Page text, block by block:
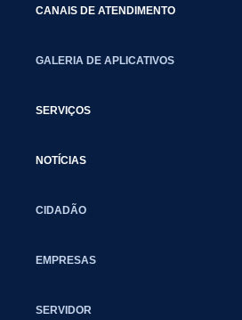
CANAIS DE ATENDIMENTO
GALERIA DE APLICATIVOS
SERVIÇOS
NOTÍCIAS
CIDADÃO
EMPRESAS
SERVIDOR